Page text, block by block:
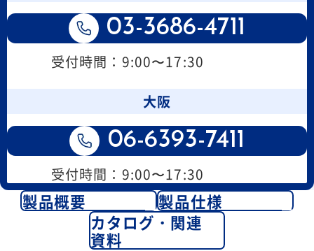
03-3686-4711
受付時間：9:00〜17:30
大阪
06-6393-7411
受付時間：9:00〜17:30
製品概要
製品仕様
カタログ・関連
資料